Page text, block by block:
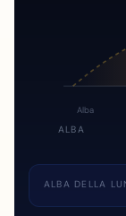
Alba
ALBA
ALBA DELLA